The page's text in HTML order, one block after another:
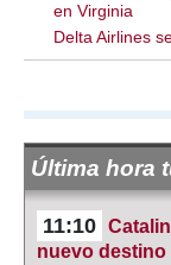
en Virginia
Delta Airlines
Última hora
11:10
nuevo destino